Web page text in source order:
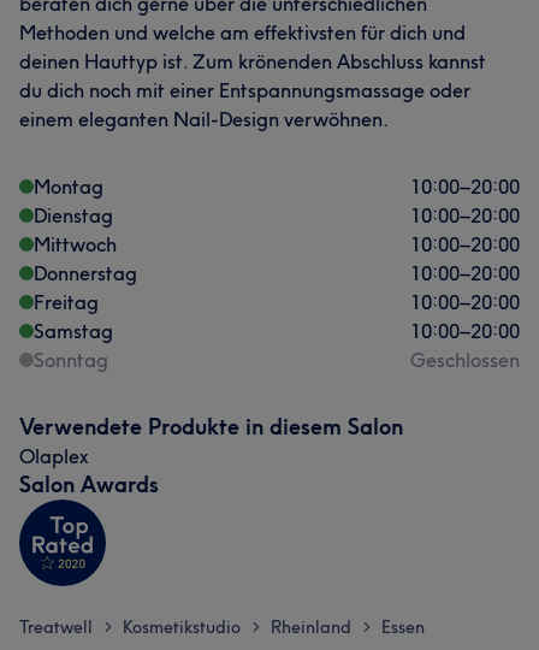
Methoden und welche am effektivsten für dich und
deinen Hauttyp ist. Zum krönenden Abschluss kannst
du dich noch mit einer Entspannungsmassage oder
einem eleganten Nail-Design verwöhnen.
Montag 10:00–20:00
Dienstag
10:00–20:00
Mittwoch
10:00–20:00
Donnerstag
10:00–20:00
Freitag
10:00–20:00
Samstag
10:00–20:00
Sonntag
Geschlossen
Verwendete Produkte in diesem Salon
Olaplex
Salon Awards
Treatwell > Kosmetikstudio > Rheinland > Essen